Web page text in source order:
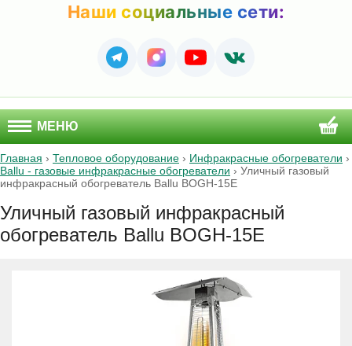
Наши социальные сети:
МЕНЮ
Главная › Тепловое оборудование › Инфракрасные обогреватели ›
Ballu - газовые инфракрасные обогреватели › Уличный газовый
инфракрасный обогреватель Ballu BOGH-15E
Уличный газовый инфракрасный
обогреватель Ballu BOGH-15E